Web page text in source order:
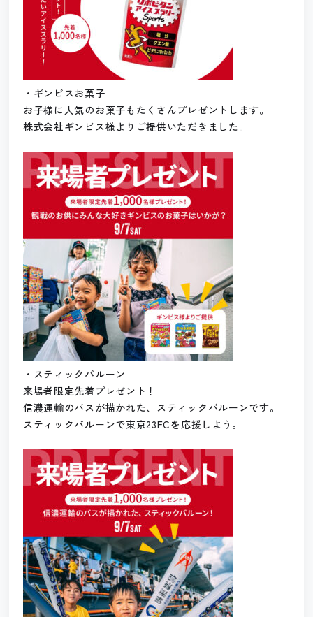
・ギンビスお菓子
お子様に人気のお菓子もたくさんプレゼントします。
株式会社ギンビス様よりご提供いただきました。
・スティックバルーン
来場者限定先着プレゼント！
信濃運輸のバスが描かれた、スティックバルーンです。
スティックバルーンで東京23FCを応援しよう。